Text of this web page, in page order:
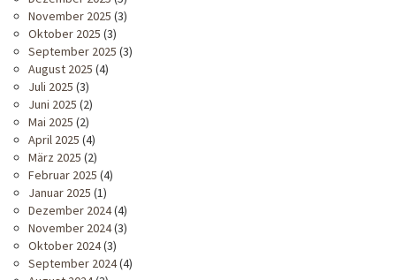
November 2025 (3)
Oktober 2025 (3)
September 2025 (3)
August 2025 (4)
Juli 2025 (3)
Juni 2025 (2)
Mai 2025 (2)
April 2025 (4)
März 2025 (2)
Februar 2025 (4)
Januar 2025 (1)
Dezember 2024(4)
November 2024(3)
Oktober 2024(3)
September 2024(4)